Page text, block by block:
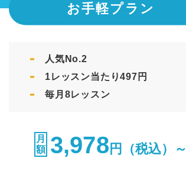
お手軽プラン
人気No.2
1レッスン当たり497円
毎月8レッスン
月
額 3,978 円（税込）～